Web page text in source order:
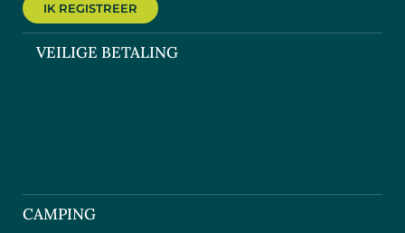
IK REGISTREER
VEILIGE BETALING
CAMPING